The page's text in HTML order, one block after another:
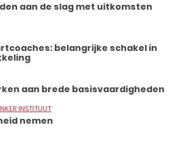
aan de slag met uitkomsten
belangrijke schakel in
aan brede basisvaardigheden
INSTITUUT
nemen